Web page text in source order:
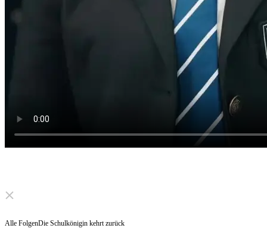
Click to unmute
Alle FolgenDie Schulkönigin kehrt zurück